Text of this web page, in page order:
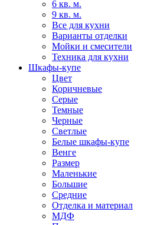
6 кв. м.
9 кв. м.
Все для кухни
Варианты отделки
Мойки и смесители
Техника для кухни
Шкафы-купе
Цвет
Коричневые
Серые
Темные
Черные
Светлые
Белые шкафы-купе
Венге
Размер
Маленькие
Большие
Средние
Отделка и материал
МДФ